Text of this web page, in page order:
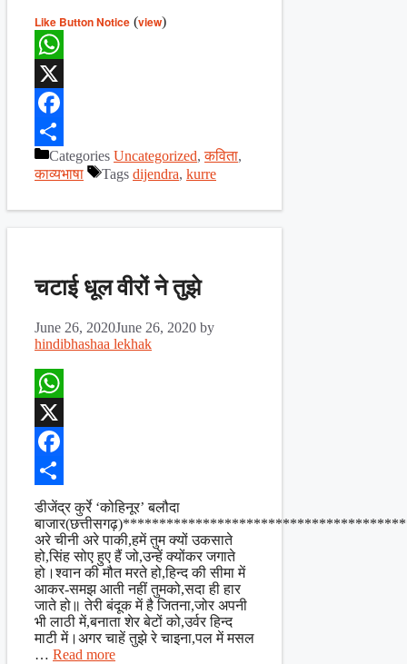
Like Button Notice (view)
WhatsApp
X
Facebook
ShareCategories Uncategorized,कविता,
काव्यभाषा
Tags dijendra, kurre
चटाई धूल वीरों ने तुझे
June 26, 2020June 26, 2020 by
hindibhashaa lekhak
WhatsApp
X
Facebook
Share
डीजेंद्र कुर्रे ‘कोहिनूर’ बलौदा
अरे चीनी अरे पाकी,हमें तुम क्यों उकसाते
हो,सिंह सोए हुए हैं जो,उन्हें क्योंकर जगाते
हो।श्वान की मौत मरते हो,हिन्द की सीमा में
आकर-समझ आती नहीं तुमको,सदा ही हार
जाते हो॥ तेरी बंदूक में है जितना,जोर अपनी
भी लाठी में,बनाता शेर बेटों को,उर्वर हिन्द
माटी में।अगर चाहें तुझे रे चाइना,पल में मसल
… Read more